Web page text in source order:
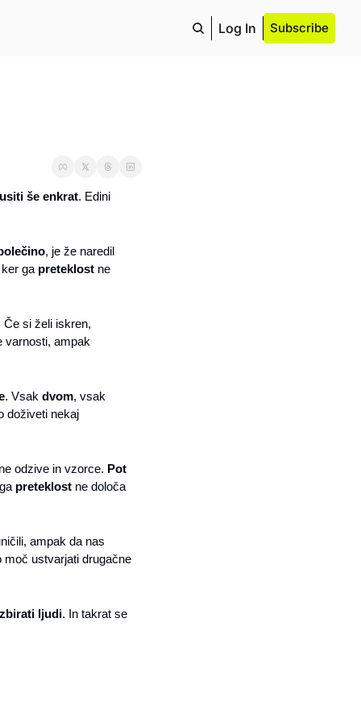
Log In Subscribe
še enkrat. Edini
, je že naredil
ga preteklost ne
. Vsak dvom, vsak
doživeti nekaj
odzive in vzorce. Pot
preteklost ne določa
ampak da nas
ustvarjati drugačne
ljudi. In takrat se